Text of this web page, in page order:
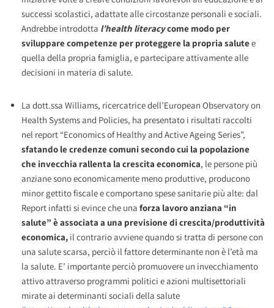
successi scolastici, adattate alle circostanze personali e sociali.
Andrebbe introdotta l’health literacycome modo per
sviluppare competenze per proteggere la propria salute e
quella della propria famiglia, e partecipare attivamente alle
decisioni in materia di salute.
La dott.ssa Williams, ricercatrice dell’European Observatory on
Health Systems and Policies, ha presentato i risultati raccolti
nel report “Economics of Healthy and Active Ageing Series”,
sfatando le credenze comuni secondo cui la popolazione
che invecchia rallenta la crescita economica, le persone più
anziane sono economicamente meno produttive, producono
minor gettito fiscale e comportano spese sanitarie più alte: dal
Report infatti si evince che una forza lavoro anziana “in
salute” è associata a una previsione di crescita/produttività
economica, il contrario avviene quando si tratta di persone con
una salute scarsa, perciò il fattore determinante non è l’età ma
la salute. E’ importante perciò promuovere un invecchiamento
attivo attraverso programmi politici e azioni multisettoriali
mirate ai determinanti sociali della salute